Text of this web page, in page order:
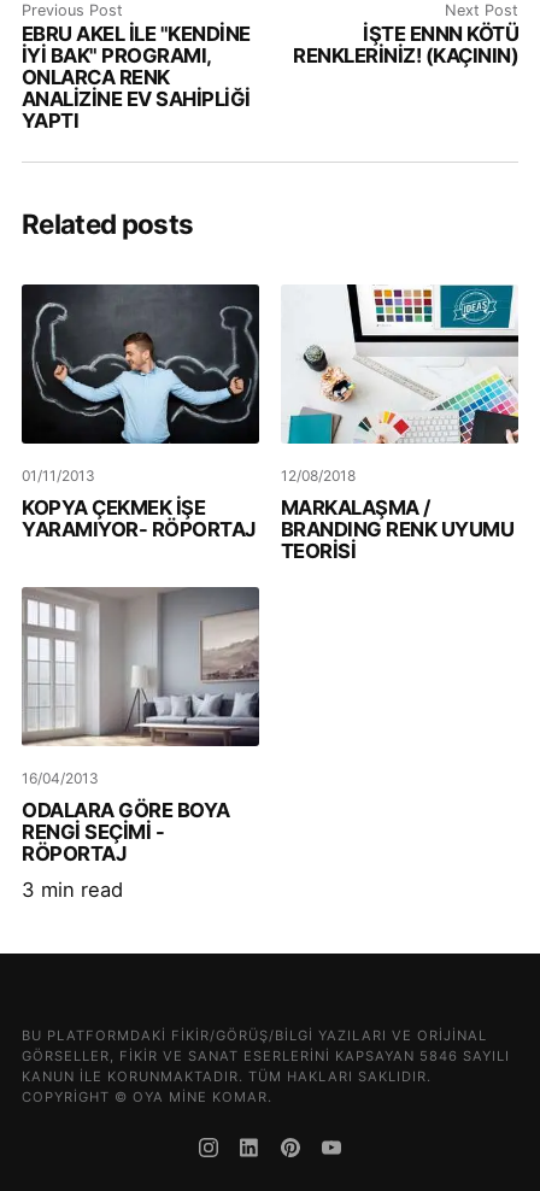
Previous Post
EBRU AKEL İLE "KENDİNE
İYİ BAK" PROGRAMI,
ONLARCA RENK
ANALİZİNE EV SAHİPLİĞİ
YAPTI
Next Post
İŞTE ENNN KÖTÜ
RENKLERİNİZ! (KAÇININ)
Related posts
01/11/2013
KOPYA ÇEKMEK İŞE
YARAMIYOR- RÖPORTAJ
12/08/2018
MARKALAŞMA /
BRANDING RENK UYUMU
TEORİSİ
16/04/2013
ODALARA GÖRE BOYA
RENGİ SEÇİMİ -
RÖPORTAJ
3 min read
BU PLATFORMDAKI FIKIR/GÖRÜŞ/BILGI YAZILARI VE ORIJINAL
GÖRSELLER, FIKIR VE SANAT ESERLERINI KAPSAYAN 5846 SAYILI
KANUN ILE KORUNMAKTADIR. TÜM HAKLARI SAKLIDIR.
COPYRIGHT © OYA MINE KOMAR.